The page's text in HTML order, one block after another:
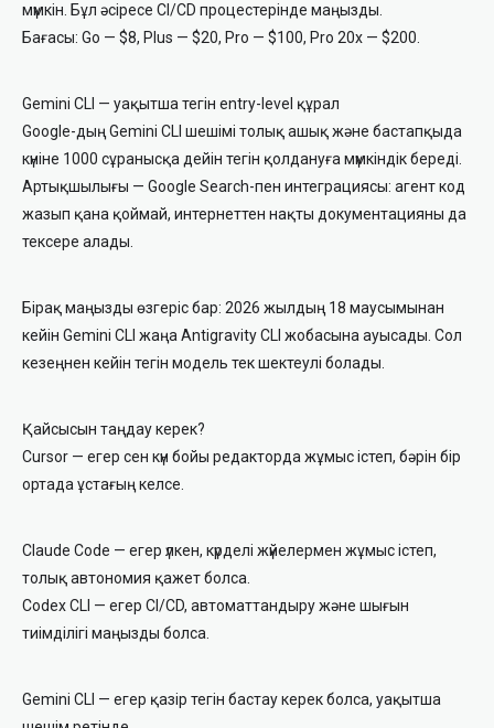
мүмкін. Бұл әсіресе CI/CD процестерінде маңызды.
Бағасы: Go — $8, Plus — $20, Pro — $100, Pro 20x — $200.
Gemini CLI — уақытша тегін entry-level құрал
Google-дың Gemini CLI шешімі толық ашық және бастапқыда
күніне 1000 сұранысқа дейін тегін қолдануға мүмкіндік береді.
Артықшылығы — Google Search-пен интеграциясы: агент код
жазып қана қоймай, интернеттен нақты документацияны да
тексере алады.
Бірақ маңызды өзгеріс бар: 2026 жылдың 18 маусымынан
кейін Gemini CLI жаңа Antigravity CLI жобасына ауысады. Сол
кезеңнен кейін тегін модель тек шектеулі болады.
Қайсысын таңдау керек?
Cursor — егер сен күн бойы редакторда жұмыс істеп, бәрін бір
ортада ұстағың келсе.
Claude Code — егер үлкен, күрделі жүйелермен жұмыс істеп,
толық автономия қажет болса.
Codex CLI — егер CI/CD, автоматтандыру және шығын
тиімділігі маңызды болса.
Gemini CLI — егер қазір тегін бастау керек болса, уақытша